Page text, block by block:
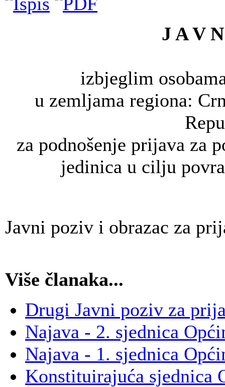
J A V
izbjeglim
u zemljama regiona:
za podnošenje prijava za
jedinica u cilju
Javni poziv i obrazac za
Više članaka...
Drugi Javni poziv za
Najava - 2. sjednica
Najava - 1. sjednica
Konstituirajuća sjednica